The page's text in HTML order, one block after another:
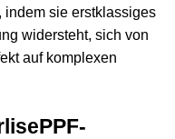
indem sie erstklassiges
widersteht, sich von
auf komplexen